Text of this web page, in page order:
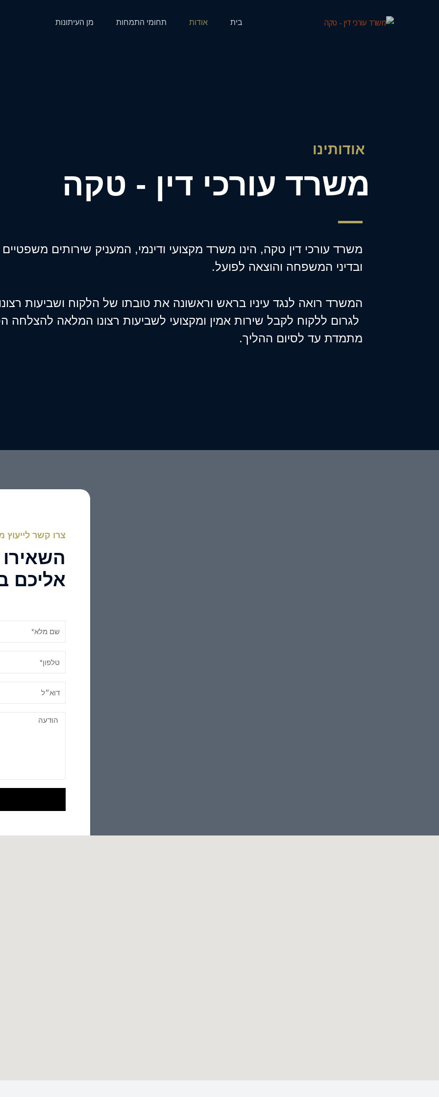
בית אודות תחומי התמחות מן העיתונות
אודותינו
משרד עורכי דין - טקה
משרד עורכי דין טקה, הינו משרד מקצועי ודינמי, המעניק שירותים משפטיים
ובדיני המשפחה והוצאה לפועל.
המשרד רואה לנגד עיניו בראש וראשונה את טובתו של הלקוח ושביעות
לגרום ללקוח לקבל שירות אמין ומקצועי לשביעות רצונו המלאה להצלחה
מתמדת עד לסיום ההליך.
צרו קשר לייעוץ
השאירו
אליכם